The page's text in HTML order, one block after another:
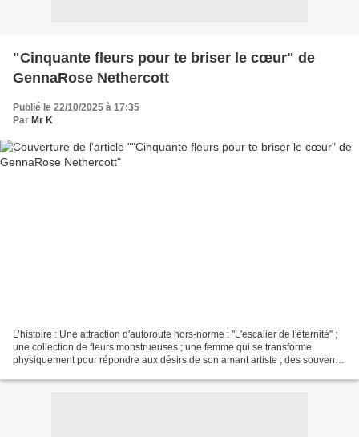
"Cinquante fleurs pour te briser le cœur" de
GennaRose Nethercott
Publié le 22/10/2025 à 17:35
Par Mr K
L’histoire : Une attraction d'autoroute hors-norme : "L'escalier de l'éternité" ;
une collection de fleurs monstrueuses ; une femme qui se transforme
physiquement pour répondre aux désirs de son amant artiste ; des souvenirs